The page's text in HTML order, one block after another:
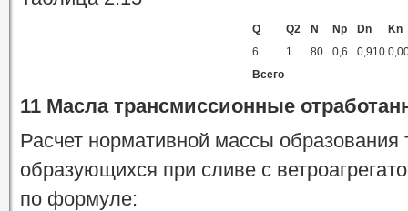
Q Q2 N Np Dn
Kn
6
1 80 0,6 0,910
Всего
11 Масла трансмиссионные
Расчет нормативной массы
образующихся при сливе с
по формуле: